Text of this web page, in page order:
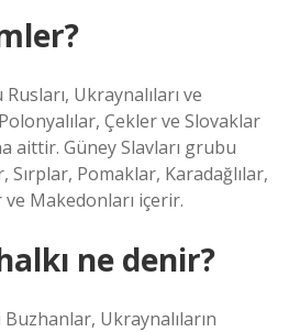
Ukraynalıları ve
Çekler ve Slovaklar
aittir. Güney Slavları grubu
Sırplar, Pomaklar, Karadağlılar,
Makedonları içerir.
ne denir?
Ukraynalıların